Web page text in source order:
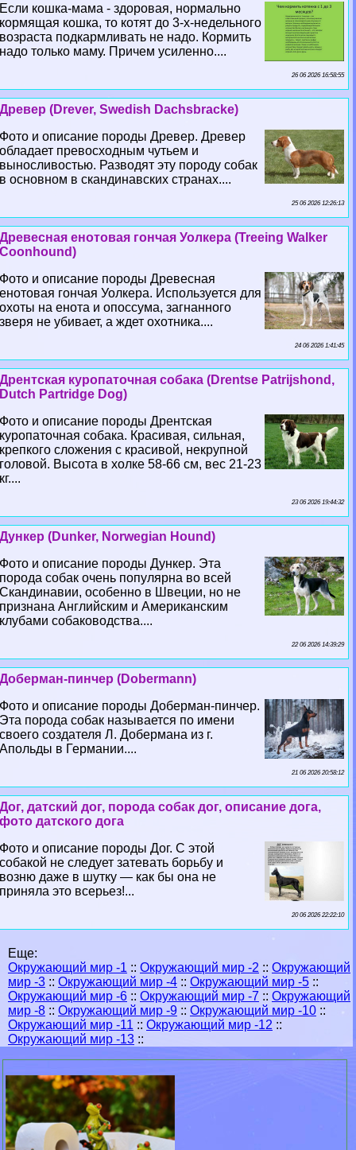
Если кошка-мама - здоровая, нормально
кормящая кошка, то котят до 3-х-недельного
возраста подкармливать не надо. Кормить
надо только маму. Причем усиленно....
26 06 2026 16:58:55
Древер (Drever, Swedish Dachsbracke)
Фото и описание породы Древер. Древер
обладает превосходным чутьем и
выносливостью. Разводят эту породу собак
в основном в скандинавских странах....
25 06 2026 12:26:13
Древесная енотовая гончая Уолкера (Treeing Walker
Coonhound)
Фото и описание породы Древесная
енотовая гончая Уолкера. Используется для
охоты на енота и опоссума, загнанного
зверя не убивает, а ждет охотника....
24 06 2026 1:41:45
Дрентская куропаточная собака (Drentse Patrijshond,
Dutch Partridge Dog)
Фото и описание породы Дрентская
куропаточная собака. Красивая, сильная,
крепкого сложения с красивой, некрупной
головой. Высота в холке 58-66 см, вес 21-23
кг....
23 06 2026 19:44:32
Дункер (Dunker, Norwegian Hound)
Фото и описание породы Дункер. Эта
порода собак очень популярна во всей
Скандинавии, особенно в Швеции, но не
признана Английским и Американским
клубами собаководства....
22 06 2026 14:39:29
Доберман-пинчер (Dobermann)
Фото и описание породы Доберман-пинчер.
Эта порода собак называется по имени
своего создателя Л. Добермана из г.
Апольды в Германии....
21 06 2026 20:58:12
Дог, датский дог, порода собак дог, описание дога,
фото датского дога
Фото и описание породы Дог. С этой
собакой не следует затевать борьбу и
возню даже в шутку — как бы она не
приняла это всерьез!...
20 06 2026 22:22:10
Еще:
Окружающий мир -1 :: Окружающий мир -2 :: Окружающий
мир -3 :: Окружающий мир -4 :: Окружающий мир -5 ::
Окружающий мир -6 :: Окружающий мир -7 :: Окружающий
мир -8 :: Окружающий мир -9 :: Окружающий мир -10 ::
Окружающий мир -11 :: Окружающий мир -12 ::
Окружающий мир -13 ::